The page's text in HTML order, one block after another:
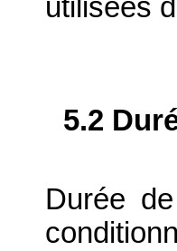
utilisées
5.2
Durée